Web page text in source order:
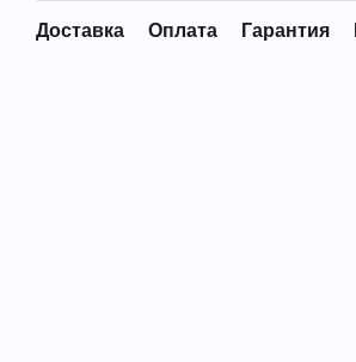
Доставка Оплата Гарантия